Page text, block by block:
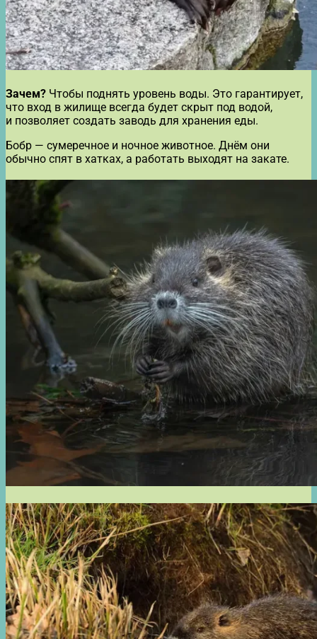
Зачем? Чтобы поднять уровень воды. Это гарантирует,
что вход в жилище всегда будет скрыт под водой,
и позволяет создать заводь для хранения еды.
Бобр — сумеречное и ночное животное. Днём они
обычно спят в хатках, а работать выходят на закате.